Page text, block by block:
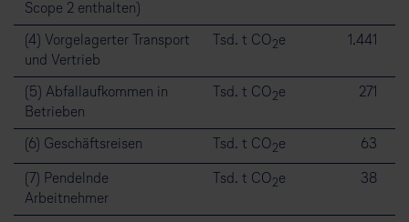
Scope 2 enthalten)
(4) Vorgelagerter Transport
und Vertrieb
Tsd. t CO2e 1.441
(5) Abfallaufkommen in
Betrieben
Tsd. t CO2e 271
(6) Geschäftsreisen Tsd. t CO2e 63
(7) Pendelnde
Arbeitnehmer
Tsd. t CO2e 38